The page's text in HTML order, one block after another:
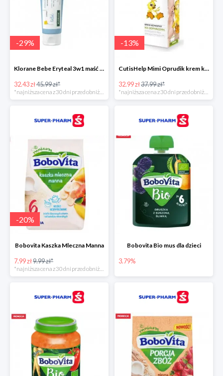
-29%
Klorane Bebe Eryteal 3w1 maść do przewijania dla dzieci
32.43 zł45.99 zł*
*najniższa cena z 30 dni przed obniżką
-13%
CutisHelp Mimi Oprudik krem konopny
32.99 zł37.99 zł*
*najniższa cena z 30 dni przed obniżką
-20%
Bobovita Kaszka Mleczna Manna
7.99 zł9.99 zł*
Bobovita Bio mus dla dzieci
3.79%